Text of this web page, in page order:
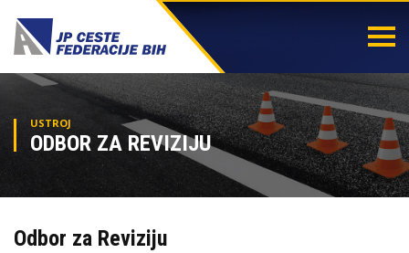
USTROJ
ODBOR ZA REVIZIJU
Odbor za Reviziju